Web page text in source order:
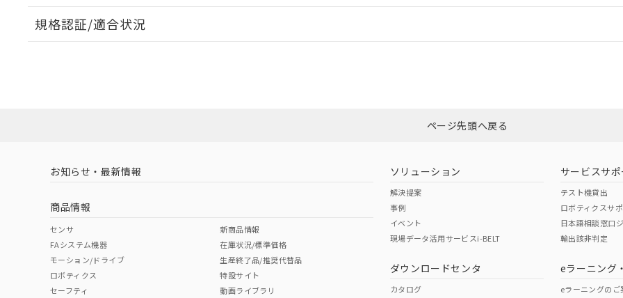
検出領域
EU RoHS 注意事項・凡例
ダウンロードはこちら
中国 RoHS 注意事項・凡例
中国 RoHS表
Pb Hg Cr(VI)
規格認証/適合状況
（イギリス
（ノルウェー
（日本
（アメリカ
この製品の規格認証/適合
その他の認証はこちらのページからご
ページ先頭へ戻る
お知らせ・最新情報
商品情報
センサ
FAシステム機器
モーション/ドライブ
ロボティクス
セーフティ
新商品情報
在庫状況/標準価格
生産終了品/推奨代替品
特設サイト
動画ライブラリ
ソリューション
解決提案
事例
イベント
現場データ活用サービスi-BELT
ダウンロードセンタ
カタログ
サービスサポ
テスト機貸出
ロボティクスサ
日本語相談窓口
輸出該非判定
eラーニング
eラーニングのご